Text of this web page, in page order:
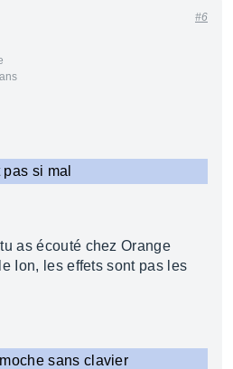
#6
si mal
as écouté chez Orange
Ion, les effets sont pas les
sans clavier